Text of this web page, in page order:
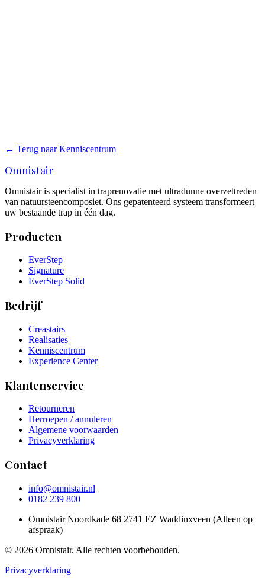
← Terug naar Kenniscentrum
Omnistair
Omnistair is specialist in traprenovatie met ultradunne overzettreden
van natuursteencomposiet. Ons gepatenteerd systeem transformeert
uw bestaande trap in één dag.
Producten
EverStep
Signature
EverStep Solid
Bedrijf
Creastairs
Realisaties
Kenniscentrum
Experience Center
Klantenservice
Retourneren
Herroepen / annuleren
Algemene voorwaarden
Privacyverklaring
Contact
info@omnistair.nl
0182 239 800
Omnistair Noordkade 68 2741 EZ Waddinxveen (Alleen op
afspraak)
© 2026 Omnistair. Alle rechten voorbehouden.
Privacyverklaring